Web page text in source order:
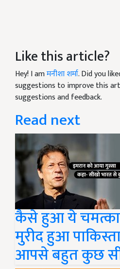
Like this article?
Hey! I amमनीशा शर्मा. Did you
suggestions to improve this
suggestions and feedback.
Read next
कैसे हुआ ये
मुरीद हुआ
आपसे बहुत कुछ